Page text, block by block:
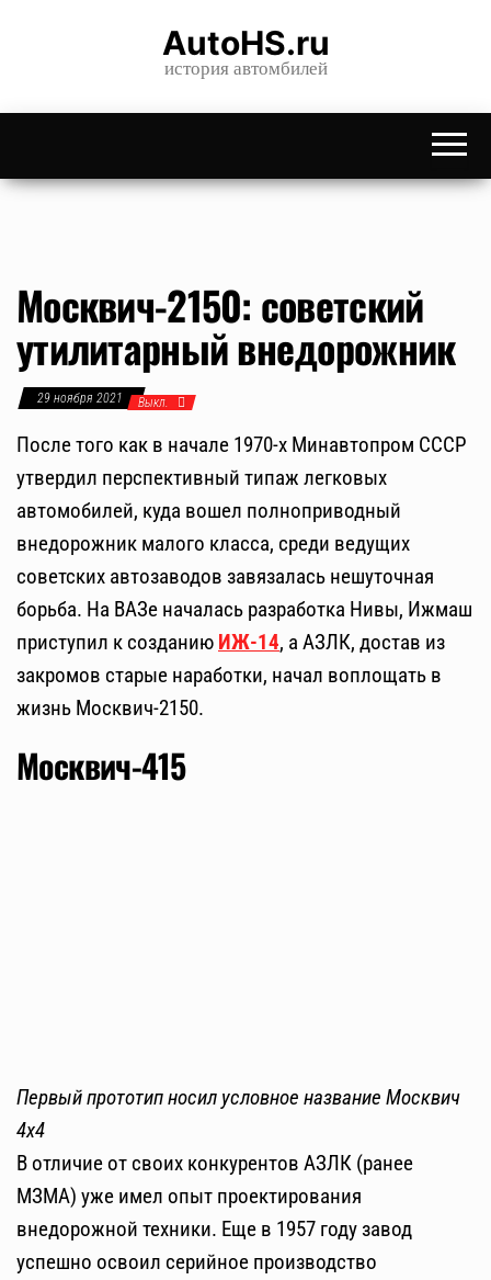
content
AutoHS.ru
история автомбилей
Москвич-2150: советский
утилитарный внедорожник
29 ноября 2021 Выкл.
После того как в начале 1970-х Минавтопром СССР
утвердил перспективный типаж легковых
автомобилей, куда вошел полноприводный
внедорожник малого класса, среди ведущих
советских автозаводов завязалась нешуточная
борьба. На ВАЗе началась разработка Нивы, Ижмаш
приступил к созданию ИЖ-14, а АЗЛК, достав из
закромов старые наработки, начал воплощать в
жизнь Москвич-2150.
Москвич-415
Первый прототип носил условное название Москвич
4х4
В отличие от своих конкурентов АЗЛК (ранее
МЗМА) уже имел опыт проектирования
внедорожной техники. Еще в 1957 году завод
успешно освоил серийное производство